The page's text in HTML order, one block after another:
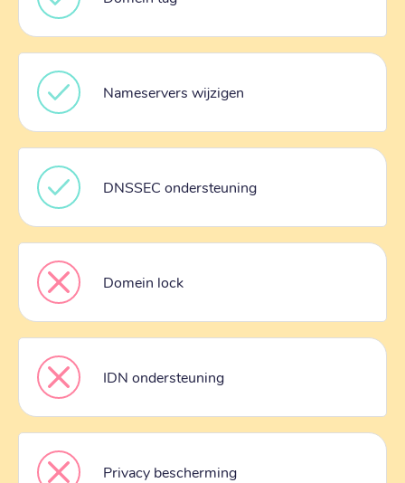
Nameservers wijzigen
DNSSEC ondersteuning
Domein lock
IDN ondersteuning
Privacy bescherming